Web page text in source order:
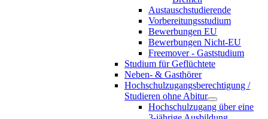
Austauschstudierende
Vorbereitungsstudium
Bewerbungen EU
Bewerbungen Nicht-EU
Freemover - Gaststudium
Studium für Geflüchtete
Neben- & Gasthörer
Hochschulzugangsberechtigung /
Studieren ohne Abitur
Hochschulzugang über eine